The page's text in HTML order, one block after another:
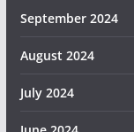
September 2024
August 2024
July 2024